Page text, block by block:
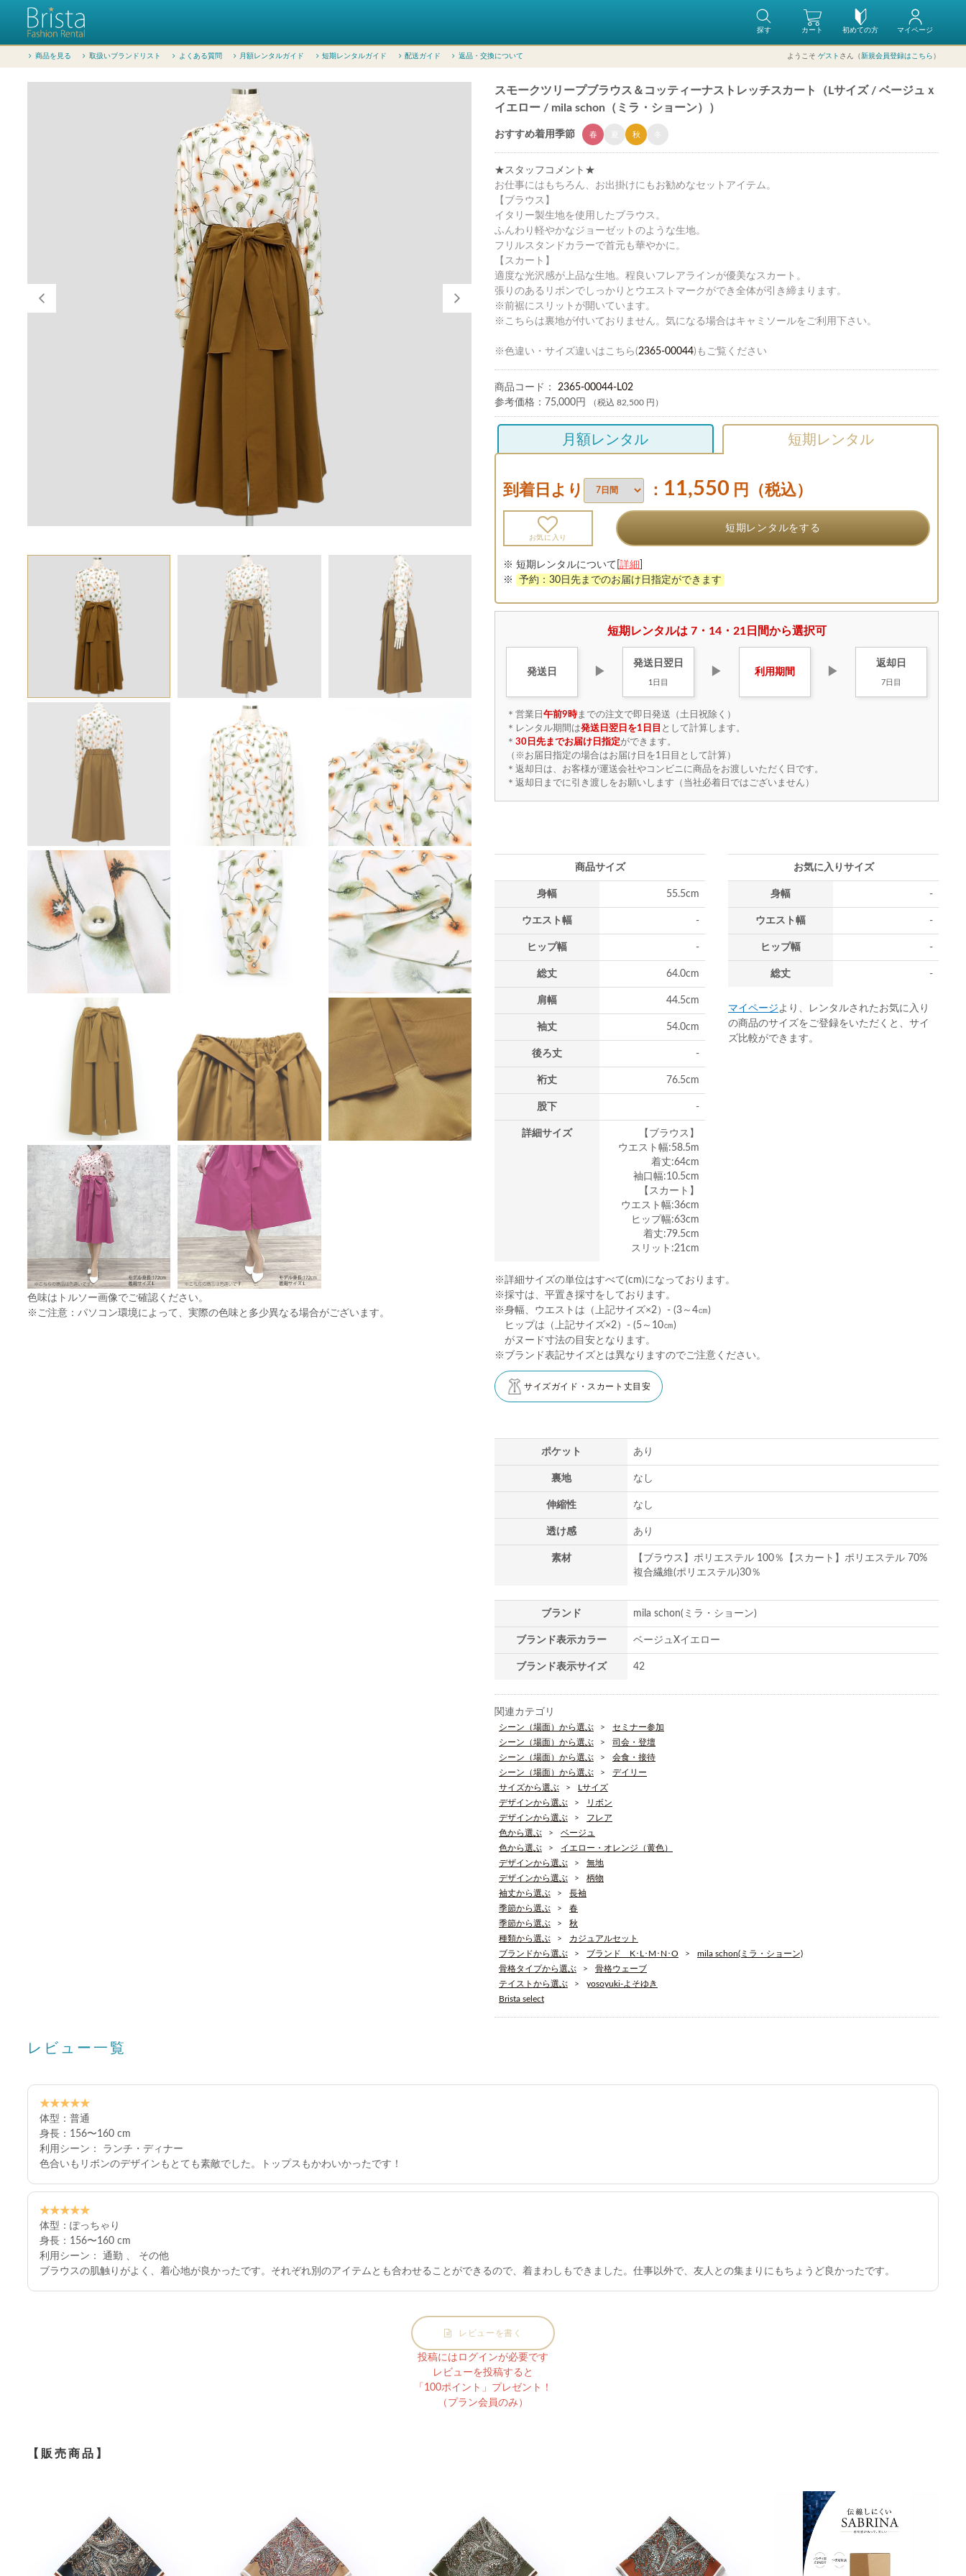
初めての方
カート マイページ
探す
商品を見る 取扱いブランドリスト よくある質問 月額レンタルガイド 短期レンタルガイド 配送ガイド 返品・交換について ようこそ ゲスト さん（新規会員登録はこちら ）
色味はトルソー画像でご確認ください。
※ご注意：パソコン環境によって、実際の色味と多少異なる場合がございます。
スモークツリープブラウス＆コッティーナストレッチスカート（Lサイズ / ベージュｘ
イエロー / mila schon（ミラ・ショーン））
おすすめ着用季節 春 秋
★スタッフコメント★
お仕事にはもちろん、お出掛けにもお勧めなセットアイテム。
【ブラウス】
イタリー製生地を使用したブラウス。
ふんわり軽やかなジョーゼットのような生地。
フリルスタンドカラーで首元も華やかに。
【スカート】
適度な光沢感が上品な生地。程良いフレアラインが優美なスカート。
張りのあるリボンでしっかりとウエストマークができ全体が引き締まります。
※前裾にスリットが開いています。
※こちらは裏地が付いておりません。気になる場合はキャミソールをご利用下さい。
※色違い・サイズ違いはこちら(2365-00044)もご覧ください
商品コード： 2365-00044-L02
参考価格： 75,000円 （税込 82,500 円）
月額レンタル 短期レンタル
到着日より ： 11,550 円（税込）
お気に入り
短期レンタルをする
※ 短期レンタルについて[ 詳細
※
予約：30日先までのお届け日指定ができます
短期レンタルは 7・14・21日間から選択可
発送日 ▶
発送日 翌日
1日目
▶ 利用期間 ▶
返却日
7日目
＊営業日 午前9時までの注文で即日発送（土日祝除く）
＊レンタル期間は発送日翌日を1日目 として計算します。
＊ 30日先までお届け日指定ができます。
（※お届日指定の場合はお届け日を1日目として計算）
＊返却日は、お客様が運送会社やコンビニに商品をお渡しいただく日です。
＊返却日までに引き渡しをお願いします（当社必着日ではございません）
商品サイズ
身幅 55.5cm
ウエスト幅 -
ヒップ幅 -
総丈 64.0cm
肩幅 44.5cm
袖丈 54.0cm
後ろ丈 -
裄丈 76.5cm
股下 -
詳細サイズ
【ブラウス】
ウエスト幅:58.5m
着丈:64cm
袖口幅:10.5cm
【スカート】
ウエスト幅:36cm
ヒップ幅:63cm
着丈:79.5cm
スリット:21cm
お気に入りサイズ
身幅 -
ウエスト幅 -
ヒップ幅 -
総丈 -
マイページより、レンタルされたお気に入り
の商品のサイズをご登録をいただくと、サイ
ズ比較ができます。
※詳細サイズの単位はすべて(cm)になっております。
※採寸は、平置き採寸をしております。
※身幅、ウエストは（上記サイズ×2）- (3～4㎝)
ヒップは（上記サイズ×2）- (5～10㎝)
がヌード寸法の目安となります。
※ブランド表記サイズとは異なりますのでご注意ください。
サイズガイド・スカート丈目安
ポケット あり
裏地 なし
伸縮性 なし
透け感 あり
素材
【ブラウス】ポリエステル 100％【スカート】ポリエステル 70%
複合繊維(ポリエステル)30％
ブランド mila schon(ミラ・ショーン)
ブランド表示カラー ベージュXイエロー
ブランド表示サイズ 42
関連カテゴリ
シーン（場面）から選ぶ
セミナー参加
シーン（場面）から選ぶ
司会・登壇
シーン（場面）から選ぶ
会食・接待
シーン（場面）から選ぶ
デイリー
サイズから選ぶ
Lサイズ
デザインから選ぶ
リボン
デザインから選ぶ
フレア
色から選ぶ
ベージュ
色から選ぶ
イエロー・オレンジ（黄色）
デザインから選ぶ
無地
デザインから選ぶ
柄物
袖丈から選ぶ
長袖
季節から選ぶ
春
季節から選ぶ
秋
種類から選ぶ
カジュアルセット
ブランドから選ぶ
ブランド K･L･M･N･O
mila schon(ミラ・ショーン)
骨格タイプから選ぶ
骨格ウェーブ
テイストから選ぶ
yosoyuki-よそゆき
Brista select
レビュー一覧
★★★★★
体型：普通
身長：156〜160 cm
利用シーン： ランチ・ディナー
色合いもリボンのデザインもとても素敵でした。トップスもかわいかったです！
★★★★★
体型：ぽっちゃり
身長：156〜160 cm
利用シーン： 通勤 、 その他
ブラウスの肌触りがよく、着心地が良かったです。それぞれ別のアイテムとも合わせることができるので、着まわしもできました。仕事以外で、友人との集まりにもちょうど良かったです。
レビューを書く
投稿にはログインが必要です
レビューを投稿すると
「100ポイント」プレゼント！
（プラン会員のみ）
【販売商品】